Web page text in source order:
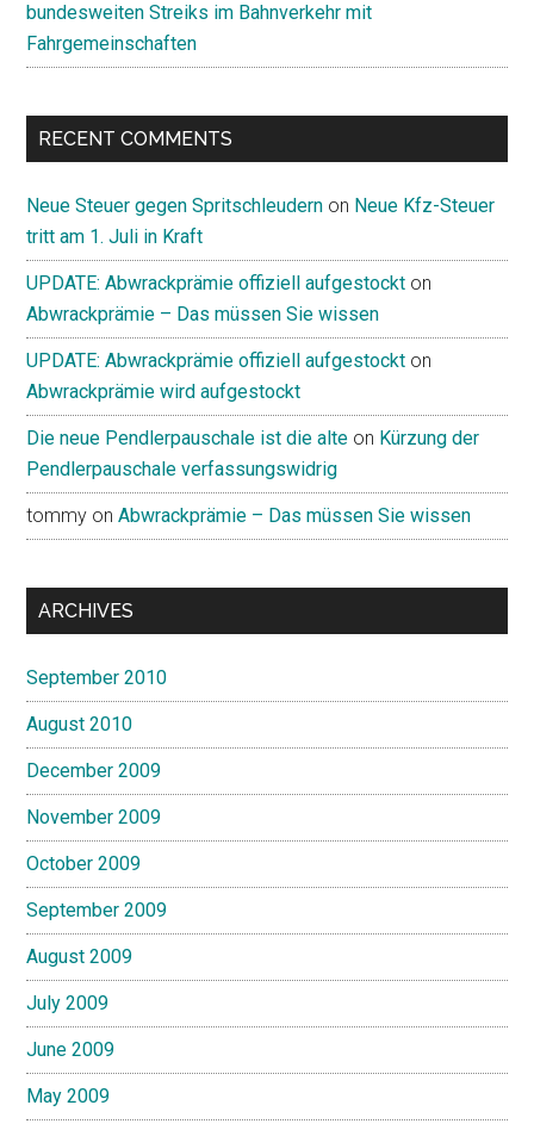
bundesweiten Streiks im Bahnverkehr mit
Fahrgemeinschaften
RECENT COMMENTS
Neue Steuer gegen Spritschleudern on Neue Kfz-Steuer
tritt am 1. Juli in Kraft
UPDATE: Abwrackprämie offiziell aufgestockt on
Abwrackprämie – Das müssen Sie wissen
UPDATE: Abwrackprämie offiziell aufgestockt on
Abwrackprämie wird aufgestockt
Die neue Pendlerpauschale ist die alte on Kürzung der
Pendlerpauschale verfassungswidrig
tommy onAbwrackprämie – Das müssen Sie wissen
ARCHIVES
September 2010
August 2010
December 2009
November 2009
October 2009
September 2009
August 2009
July 2009
June 2009
May 2009